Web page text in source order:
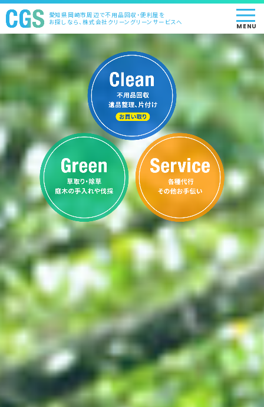
愛知県岡崎市周辺で不用品回収・便利屋を
お探しなら、株式会社クリーングリーンサービスへ
MENU